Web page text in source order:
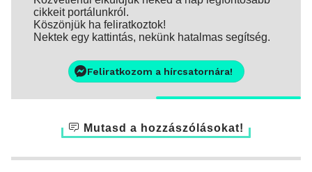
cikkeit portálunkról.
Köszönjük ha feliratkoztok!
Nektek egy kattintás, nekünk hatalmas segítség.
Feliratkozom a hírcsatornára!
Mutasd a hozzászólásokat!